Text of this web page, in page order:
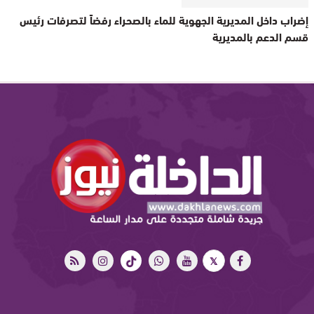
إضراب داخل المديرية الجهوية للماء بالصحراء رفضاً لتصرفات رئيس
قسم الدعم بالمديرية